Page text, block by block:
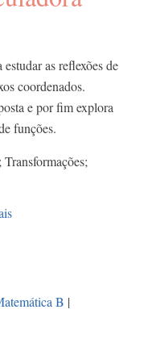
as reflexões de
coordenados.
e por fim explora
funções.
B |